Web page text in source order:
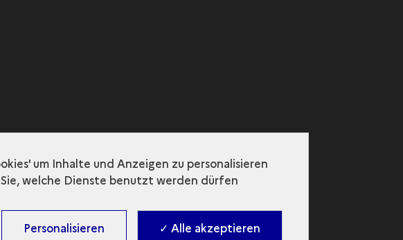
um Inhalte und Anzeigen zu personalisieren
welche Dienste benutzt werden dürfen
Personalisieren ✓ Alle akzeptieren